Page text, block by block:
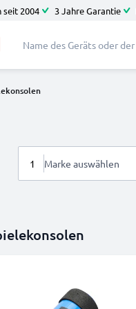
seit 2004 3 Jahre Garantie
1 Marke auswählen